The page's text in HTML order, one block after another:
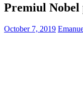
Premiul Nobel
October 7, 2019